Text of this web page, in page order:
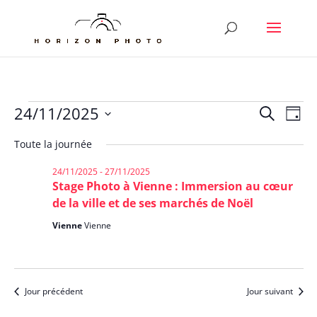
Évènements
24/11/2025
vues
Recherche
de
Jour
24/11/2025
une
Toute la journée
Stage Photo à Vienne : Immersion au cœur
de la ville et de ses marchés de Noël
24/11/2025-27/11/2025
VienneVienne
Jour précédent Jour suivant